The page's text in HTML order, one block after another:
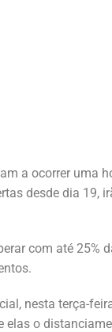
a ocorrer uma
desde dia 19,
com até 25%
nesta terça-
o